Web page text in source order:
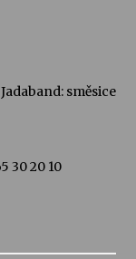
směsice
30 20 10